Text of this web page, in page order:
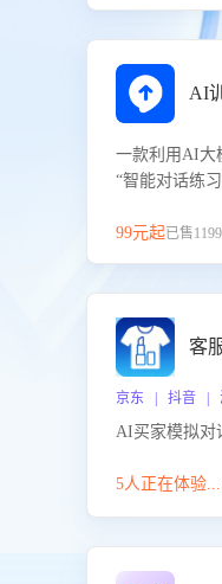
AI
一款利用AI大
“智能对话练
提升客服团队
99元起已售
客
京东 | 抖音 |
AI买家模拟对
5人正在体验...